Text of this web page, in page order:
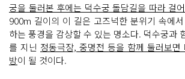
궁을 둘러본 후에는 덕수궁 돌담길을 따라 걸
900m 길이의 이 길은 고즈넉한 분위기 속에
하는 풍경을 감상할 수 있는 명소다. 덕수궁과
를 지닌 정동극장, 중명전 등을 함께 둘러보
방이 될 것이다.